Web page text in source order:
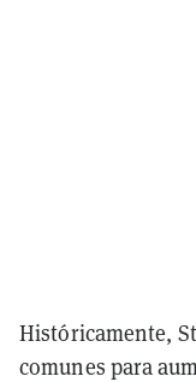
Históricamente,
comunes para